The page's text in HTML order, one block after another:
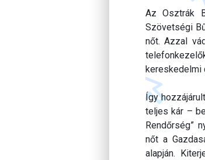
Az Osztrák
Szövetségi
nőt. Azzal
kereskedelmi
Így
teljes kár –
Rendőrség”
nőt a
alapján.